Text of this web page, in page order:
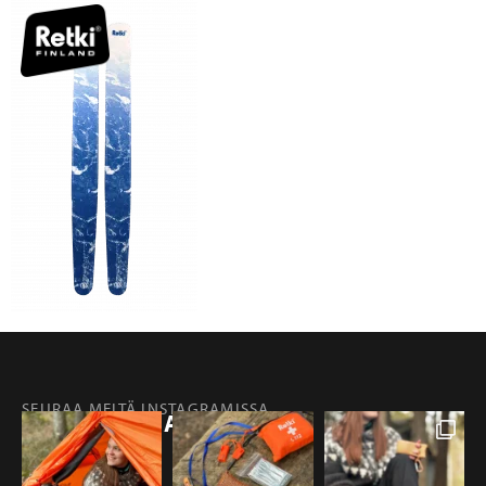
SEURAA MEITÄ INSTAGRAMISSA
@RETKIFINLAND